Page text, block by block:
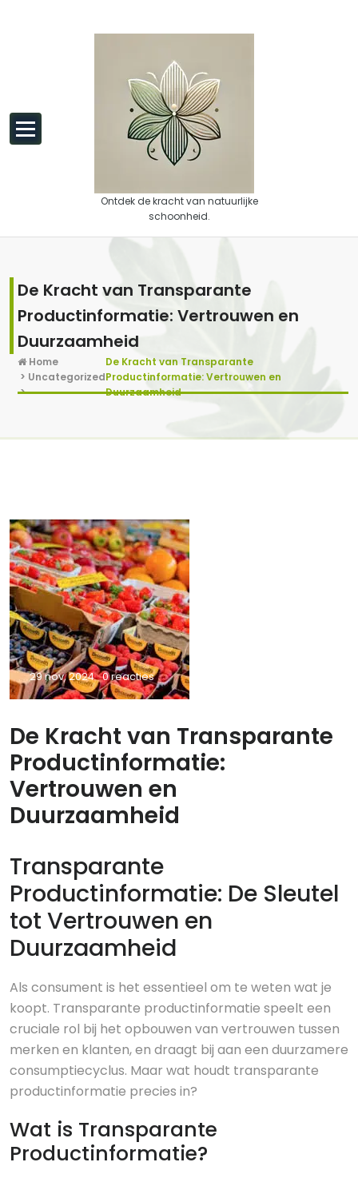
Ontdek de kracht van natuurlijke
schoonheid.
De Kracht van Transparante
Productinformatie: Vertrouwen en
Duurzaamheid
Home
> Uncategorized
>
De Kracht van Transparante
Productinformatie: Vertrouwen en
Duurzaamheid
29 nov, 2024 0 reacties
De Kracht van Transparante
Productinformatie:
Vertrouwen en
Duurzaamheid
Transparante
Productinformatie: De Sleutel
tot Vertrouwen en
Duurzaamheid
Als consument is het essentieel om te weten wat je
koopt. Transparante productinformatie speelt een
cruciale rol bij het opbouwen van vertrouwen tussen
merken en klanten, en draagt bij aan een duurzamere
consumptiecyclus. Maar wat houdt transparante
productinformatie precies in?
Wat is Transparante
Productinformatie?